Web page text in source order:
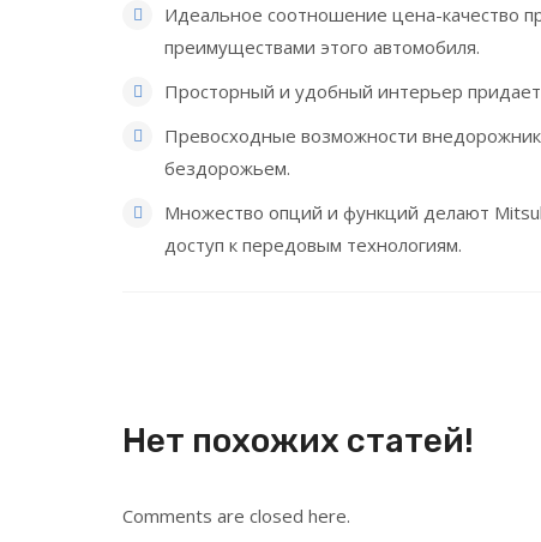
Идеальное соотношение цена-качество
преимуществами этого автомобиля.
Просторный и удобный интерьер
Превосходные возможности
бездорожьем.
Множество опций и функций делают
доступ к передовым технологиям.
Нет похожих статей!
Comments are closed here.